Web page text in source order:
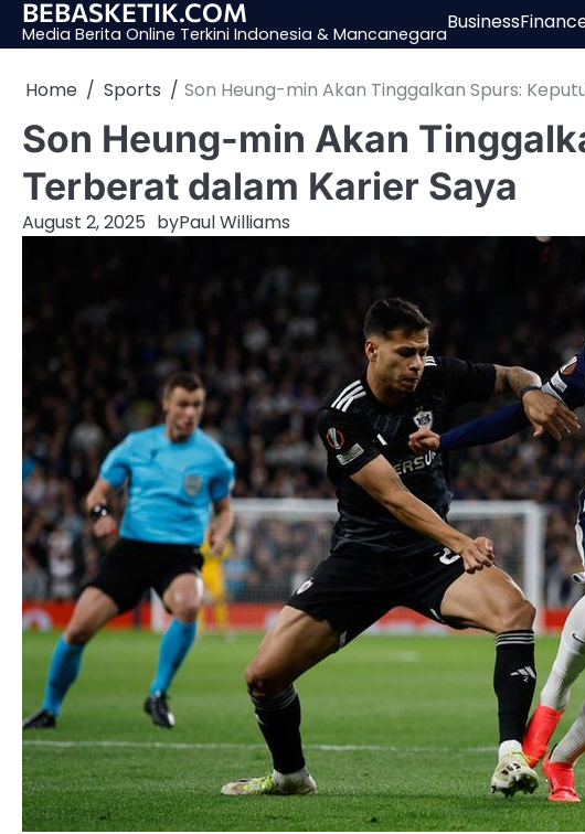
SkipBEBASKETIK.COM
Media Berita Online Terkini Indonesia & Mancanegara
Business
Home Sports Son Heung-min Akan Tinggalkan Spurs:
Son Heung-min Akan
Terberat dalam Karier Saya
August 2, 2025 byPaul Williams